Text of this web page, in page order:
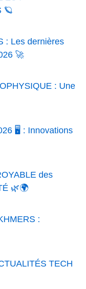
🪐
: Les dernières
🚀
: Une
🖥️ : Innovations
des
🌿🌍
:
TECH